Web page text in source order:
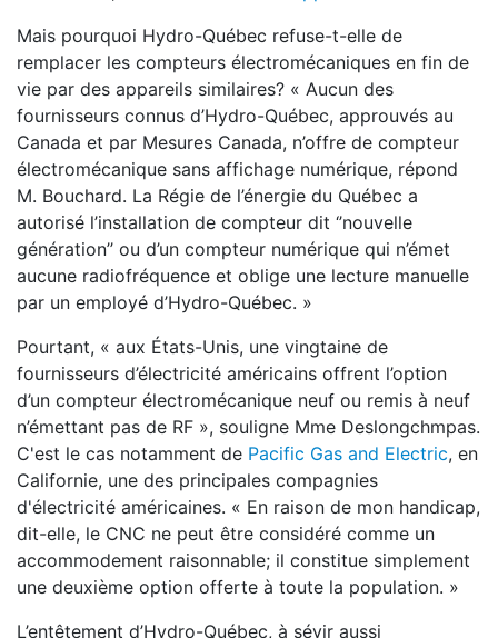
Mais pourquoi Hydro-Québec refuse-t-elle de
remplacer les compteurs électromécaniques en fin de
vie par des appareils similaires? « Aucun des
fournisseurs connus d’Hydro-Québec, approuvés au
Canada et par Mesures Canada, n’offre de compteur
électromécanique sans affichage numérique, répond
M. Bouchard. La Régie de l’énergie du Québec a
autorisé l’installation de compteur dit ‘’nouvelle
génération’’ ou d’un compteur numérique qui n’émet
aucune radiofréquence et oblige une lecture manuelle
par un employé d’Hydro-Québec. »
Pourtant, « aux États-Unis, une vingtaine de
fournisseurs d’électricité américains offrent l’option
d’un compteur électromécanique neuf ou remis à neuf
n’émettant pas de RF », souligne Mme Deslongchmpas.
C'est le cas notamment de Pacific Gas and Electric, en
Californie, une des principales compagnies
d'électricité américaines. « En raison de mon handicap,
dit-elle, le CNC ne peut être considéré comme un
accommodement raisonnable; il constitue simplement
une deuxième option offerte à toute la population. »
L’entêtement d’Hydro-Québec, à sévir aussi